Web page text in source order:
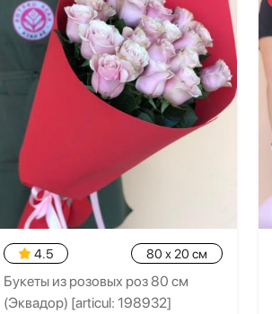
4.5 80 x 20 см
Букеты из розовых роз 80 см
(Эквадор) [articul: 198932]